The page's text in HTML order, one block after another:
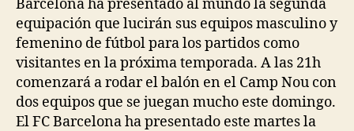
Barcelona ha presentado al mundo la segunda
equipación que lucirán sus equipos masculino y
femenino de fútbol para los partidos como
visitantes en la próxima temporada. A las 21h
comenzará a rodar el balón en el Camp Nou con
dos equipos que se juegan mucho este domingo.
El FC Barcelona ha presentado este martes la